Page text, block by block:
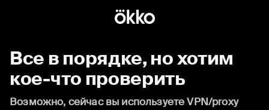
Все в порядке, но хотим
кое-что проверить
Возможно, сейчас вы используете VPN/proxy